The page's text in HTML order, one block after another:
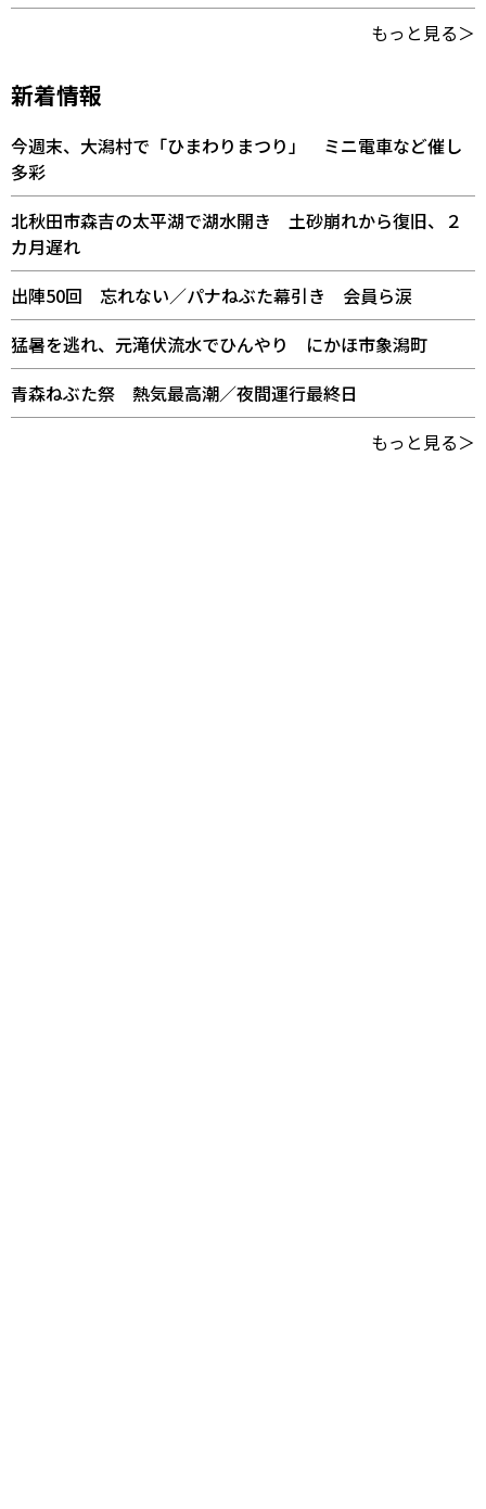
もっと見る＞
新着情報
今週末、大潟村で「ひまわりまつり」 ミニ電車など催し
多彩
北秋田市森吉の太平湖で湖水開き 土砂崩れから復旧、２
カ月遅れ
出陣50回 忘れない／パナねぶた幕引き 会員ら涙
猛暑を逃れ、元滝伏流水でひんやり にかほ市象潟町
青森ねぶた祭 熱気最高潮／夜間運行最終日
もっと見る＞